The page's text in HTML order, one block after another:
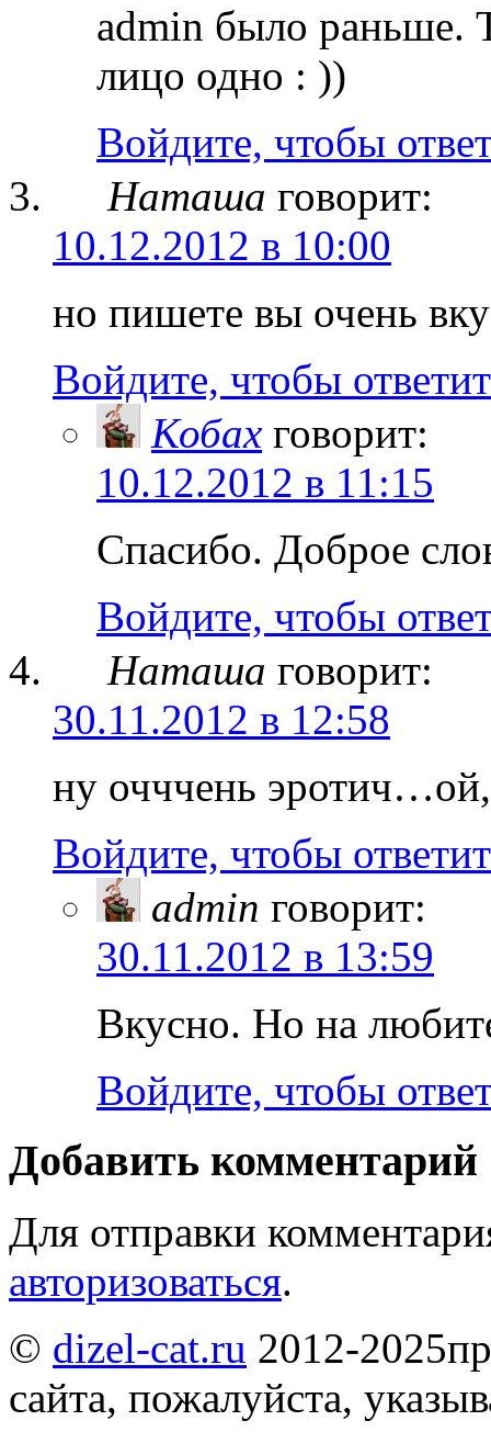
admin было раньше.
лицо одно : ))
Войдите, чтобы
Наташа говорит:
10.12.2012 в 10:00
но пишете вы очень
Войдите, чтобы
Кобах говорит:
10.12.2012 в 11:15
Спасибо. Доброе
Войдите, чтобы
Наташа говорит:
30.11.2012 в 12:58
ну очччень
Войдите, чтобы
admin говорит:
30.11.2012 в 13:59
Вкусно. Но на
Войдите, чтобы
Добавить комментарий
Для отправки
авторизоваться.
© dizel-cat.ru 2012-2025
сайта, пожалуйста,